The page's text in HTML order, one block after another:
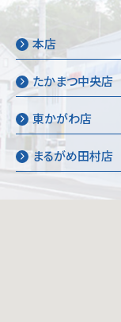
本店
たかまつ中央店
東かがわ店
まるがめ田村店